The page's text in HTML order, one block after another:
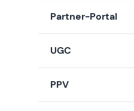
Partner-Portal
UGC
PPV